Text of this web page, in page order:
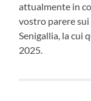
attualmente in
vostro parere
Senigallia, la cui
2025.